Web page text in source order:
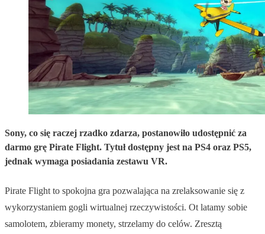
Sony, co się raczej rzadko zdarza, postanowiło udostępnić za
darmo grę Pirate Flight. Tytuł dostępny jest na PS4 oraz PS5,
jednak wymaga posiadania zestawu VR.
Pirate Flight to spokojna gra pozwalająca na zrelaksowanie się z
wykorzystaniem gogli wirtualnej rzeczywistości. Ot latamy sobie
samolotem, zbieramy monety, strzelamy do celów. Zresztą